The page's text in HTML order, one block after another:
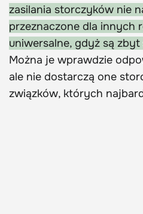
zasilania storczyków nie
przeznaczone dla innych
uniwersalne, gdyż są
Można je wprawdzie
ale nie dostarczą one
związków, których